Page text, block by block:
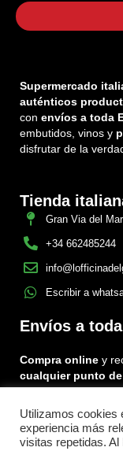
Supermercado
auténticos
con envíos a toda
embutidos, vinos y
disfrutar de la
Tienda
Gran Via del
+34 662485244
Escribir a
Envíos a
Compra online y
cualquier punto de
Utilizamos cookies
experiencia más
visitas repetidas.